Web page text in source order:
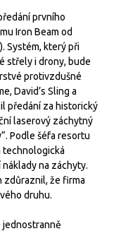
prvního
Iron Beam od
Systém, který při
střely i drony, bude
protivzdušné
David’s Sling a
předání za historický
laserový záchytný
Podle šéfa resortu
technologická
na záchyty.
zdůraznil, že firma
druhu.
jednostranně